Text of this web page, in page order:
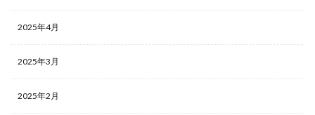
2025年4月
2025年3月
2025年2月